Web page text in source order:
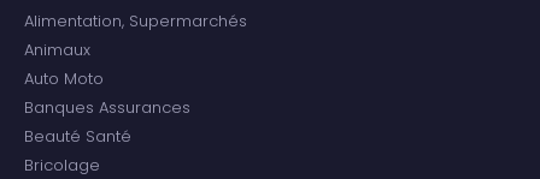
Alimentation, Supermarchés
Animaux
Auto Moto
Banques Assurances
Beauté Santé
Bricolage